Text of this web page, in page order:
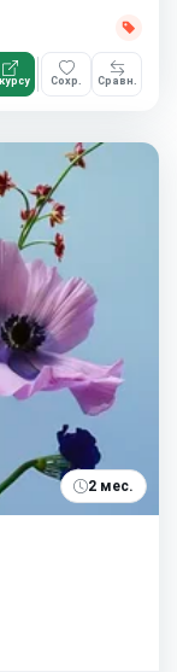
Сохр. Сравн.
2 мес.